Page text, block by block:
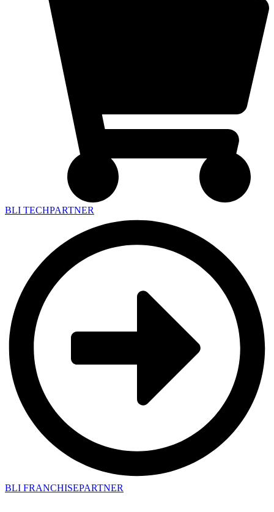
BLI TECHPARTNER
BLI FRANCHISEPARTNER